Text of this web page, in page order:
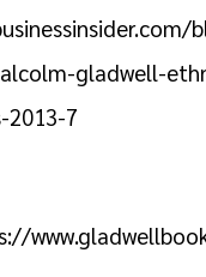
gladwell-
2013-7